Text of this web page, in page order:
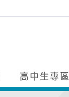
高中生專區